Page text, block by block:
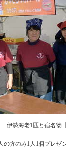
伊勢海老1匹と宿名物
の方のみ1人1個プレゼ